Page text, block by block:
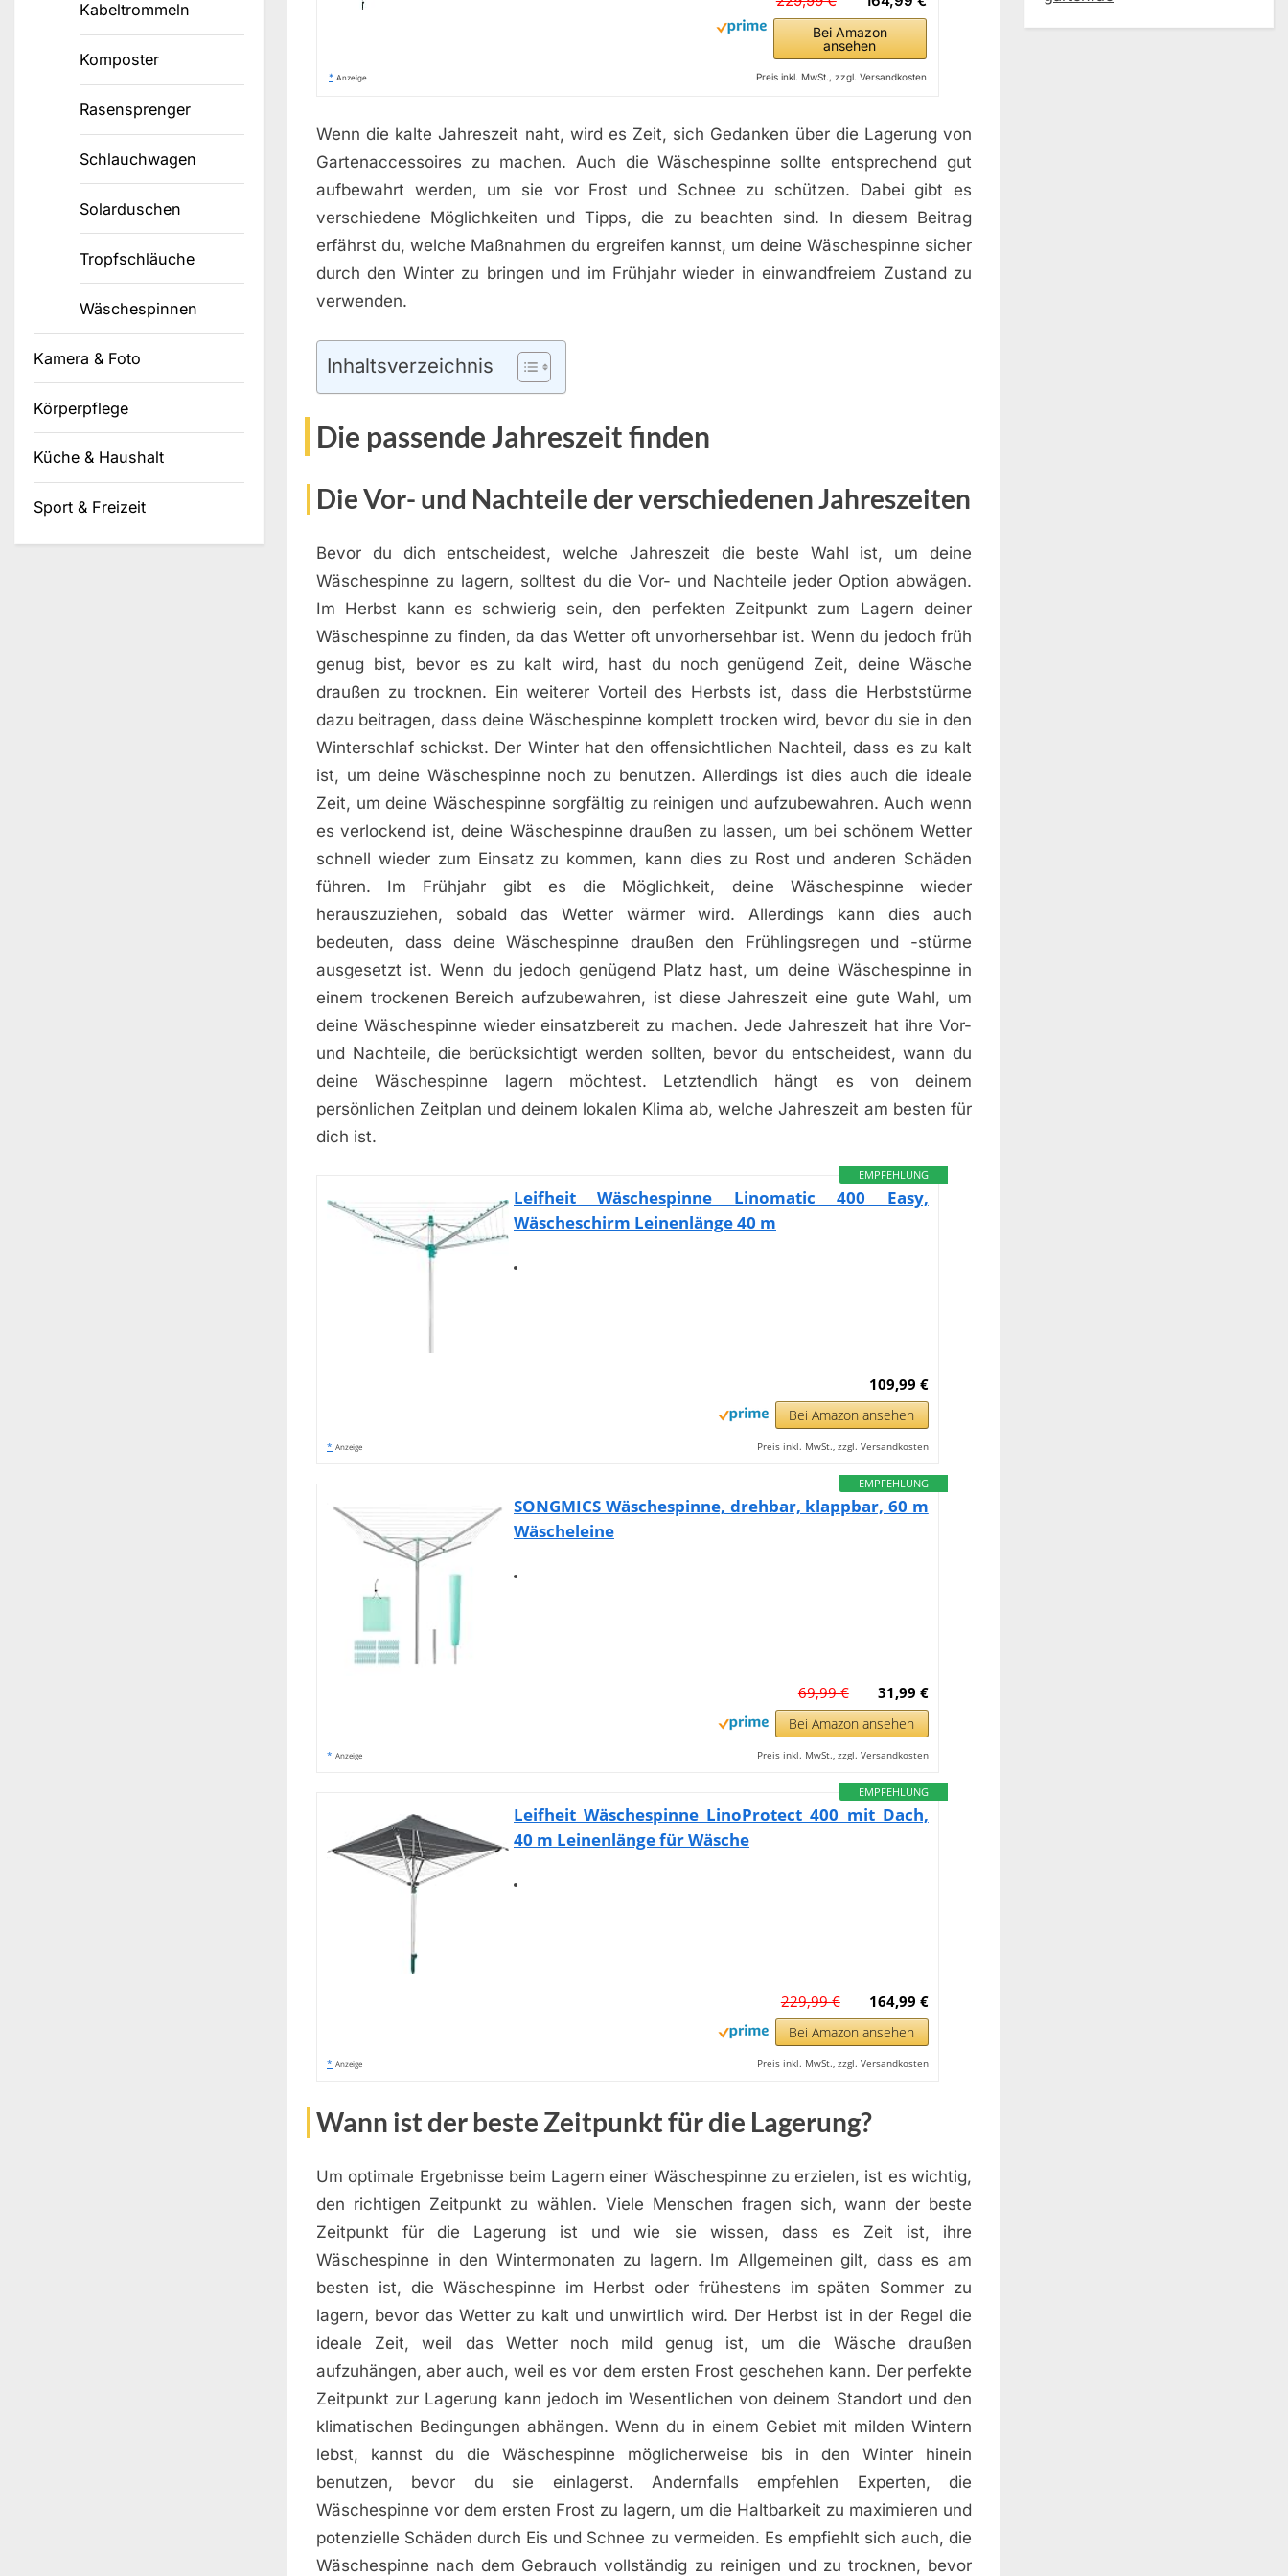
Bei Amazon
ansehen
* Anzeige Preis inkl. MwSt., zzgl. Versandkosten
Wenn die kalte Jahreszeit naht, wird es Zeit, sich Gedanken über die Lagerung von
Gartenaccessoires zu machen. Auch die Wäschespinne sollte entsprechend gut
aufbewahrt werden, um sie vor Frost und Schnee zu schützen. Dabei gibt es
verschiedene Möglichkeiten und Tipps, die zu beachten sind. In diesem Beitrag
erfährst du, welche Maßnahmen du ergreifen kannst, um deine Wäschespinne sicher
durch den Winter zu bringen und im Frühjahr wieder in einwandfreiem Zustand zu
verwenden.
Inhaltsverzeichnis
Die passende Jahreszeit finden
Die Vor- und Nachteile der verschiedenen Jahreszeiten
Bevor du dich entscheidest, welche Jahreszeit die beste Wahl ist, um deine
Wäschespinne zu lagern, solltest du die Vor- und Nachteile jeder Option abwägen.
Im Herbst kann es schwierig sein, den perfekten Zeitpunkt zum Lagern deiner
Wäschespinne zu finden, da das Wetter oft unvorhersehbar ist. Wenn du jedoch früh
genug bist, bevor es zu kalt wird, hast du noch genügend Zeit, deine Wäsche
draußen zu trocknen. Ein weiterer Vorteil des Herbsts ist, dass die Herbststürme
dazu beitragen, dass deine Wäschespinne komplett trocken wird, bevor du sie in den
Winterschlaf schickst. Der Winter hat den offensichtlichen Nachteil, dass es zu kalt
ist, um deine Wäschespinne noch zu benutzen. Allerdings ist dies auch die ideale
Zeit, um deine Wäschespinne sorgfältig zu reinigen und aufzubewahren. Auch wenn
es verlockend ist, deine Wäschespinne draußen zu lassen, um bei schönem Wetter
schnell wieder zum Einsatz zu kommen, kann dies zu Rost und anderen Schäden
führen. Im Frühjahr gibt es die Möglichkeit, deine Wäschespinne wieder
herauszuziehen, sobald das Wetter wärmer wird. Allerdings kann dies auch
bedeuten, dass deine Wäschespinne draußen den Frühlingsregen und -stürme
ausgesetzt ist. Wenn du jedoch genügend Platz hast, um deine Wäschespinne in
einem trockenen Bereich aufzubewahren, ist diese Jahreszeit eine gute Wahl, um
deine Wäschespinne wieder einsatzbereit zu machen. Jede Jahreszeit hat ihre Vor-
und Nachteile, die berücksichtigt werden sollten, bevor du entscheidest, wann du
deine Wäschespinne lagern möchtest. Letztendlich hängt es von deinem
persönlichen Zeitplan und deinem lokalen Klima ab, welche Jahreszeit am besten für
dich ist.
EMPFEHLUNG
Leifheit Wäschespinne Linomatic 400 Easy,
Wäscheschirm Leinenlänge 40 m
109,99 €
Bei Amazon ansehen
* Anzeige Preis inkl. MwSt., zzgl. Versandkosten
EMPFEHLUNG
SONGMICS Wäschespinne, drehbar, klappbar, 60 m
Wäscheleine
31,99 €
69,99 €
Bei Amazon ansehen
* Anzeige Preis inkl. MwSt., zzgl. Versandkosten
EMPFEHLUNG
Leifheit Wäschespinne LinoProtect 400 mit Dach,
40 m Leinenlänge für Wäsche
164,99 €
229,99 €
Bei Amazon ansehen
* Anzeige Preis inkl. MwSt., zzgl. Versandkosten
Wann ist der beste Zeitpunkt für die Lagerung?
Um optimale Ergebnisse beim Lagern einer Wäschespinne zu erzielen, ist es wichtig,
den richtigen Zeitpunkt zu wählen. Viele Menschen fragen sich, wann der beste
Zeitpunkt für die Lagerung ist und wie sie wissen, dass es Zeit ist, ihre
Wäschespinne in den Wintermonaten zu lagern. Im Allgemeinen gilt, dass es am
besten ist, die Wäschespinne im Herbst oder frühestens im späten Sommer zu
lagern, bevor das Wetter zu kalt und unwirtlich wird. Der Herbst ist in der Regel die
ideale Zeit, weil das Wetter noch mild genug ist, um die Wäsche draußen
aufzuhängen, aber auch, weil es vor dem ersten Frost geschehen kann. Der perfekte
Zeitpunkt zur Lagerung kann jedoch im Wesentlichen von deinem Standort und den
klimatischen Bedingungen abhängen. Wenn du in einem Gebiet mit milden Wintern
lebst, kannst du die Wäschespinne möglicherweise bis in den Winter hinein
benutzen, bevor du sie einlagerst. Andernfalls empfehlen Experten, die
Wäschespinne vor dem ersten Frost zu lagern, um die Haltbarkeit zu maximieren und
potenzielle Schäden durch Eis und Schnee zu vermeiden. Es empfiehlt sich auch, die
Wäschespinne nach dem Gebrauch vollständig zu reinigen und zu trocknen, bevor
Kabeltrommeln
Komposter
Rasensprenger
Schlauchwagen
Solarduschen
Tropfschläuche
Wäschespinnen
Kamera & Foto
Körperpflege
Küche & Haushalt
Sport & Freizeit